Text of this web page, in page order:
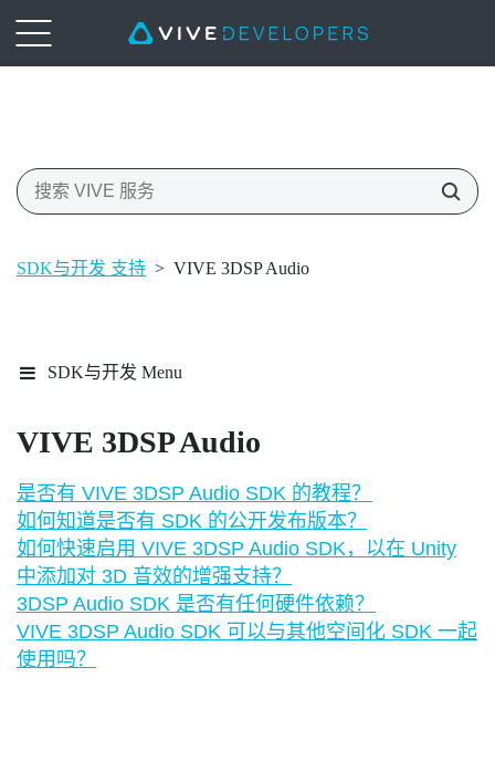
SDK与开发 支持 > VIVE 3DSP Audio
SDK与开发 Menu
VIVE 3DSP Audio
是否有 VIVE 3DSP Audio SDK 的教程？
如何知道是否有 SDK 的公开发布版本？
如何快速启用 VIVE 3DSP Audio SDK，以在 Unity
中添加对 3D 音效的增强支持？
3DSP Audio SDK 是否有任何硬件依赖？
VIVE 3DSP Audio SDK 可以与其他空间化 SDK 一起
使用吗？